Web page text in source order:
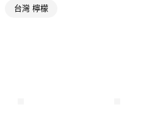
」後，將跳轉至「AFTEE先享後付」
此簡訊中的連結，可透過四大超商／
運費
台灣 檸檬